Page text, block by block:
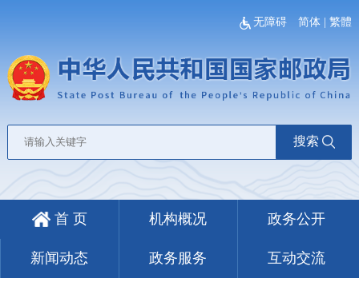
无障碍 简体 |繁體
搜索
首 页 机构概况 政务公开
新闻动态 政务服务 互动交流